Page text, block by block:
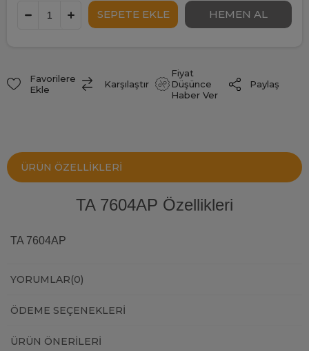
Favorilere
Ekle
Karşılaştır
Fiyat
Düşünce
Haber Ver
Paylaş
ÜRÜN ÖZELLIKLERI
TA 7604AP Özellikleri
TA 7604AP
YORUMLAR(0)
ÖDEME SEÇENEKLERI
ÜRÜN ÖNERILERI